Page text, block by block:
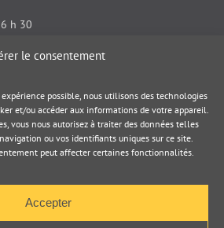
le consentement
possible, nous utilisons des technologies
et/ou accéder aux informations de votre appareil.
vous nous autorisez à traiter des données telles
ou vos identifiants uniques sur ce site.
peut affecter certaines fonctionnalités.
Accepter
h 30